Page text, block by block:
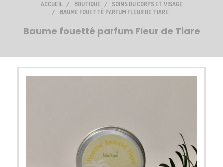
ACCUEIL BOUTIQUE
SOINS DU CORPS ET VISAGE
BAUME FOUETTÉ PARFUM FLEUR DE TIARE
Baume fouetté parfum Fleur de Tiare